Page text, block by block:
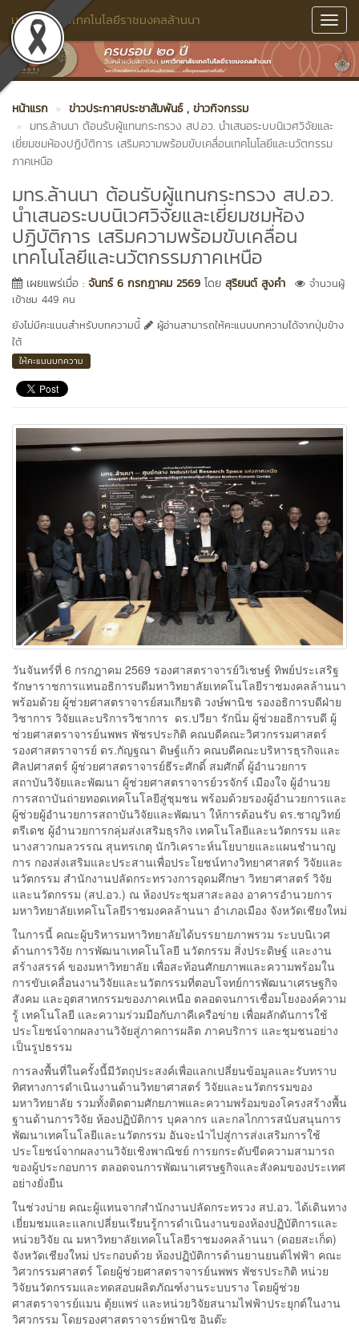
มหาวิทยาลัยเทคโนโลยีราชมงคลล้านนา
หน้าแรก ข่าวประกาศประชาสัมพันธ์ , ข่าวกิจกรรม
มทร.ล้านนา ต้อนรับผู้แทนกระทรวง สป.อว. นำเสนอระบบนิเวศวิจัยและ
เยี่ยมชมห้องปฏิบัติการ เสริมความพร้อมขับเคลื่อนเทคโนโลยีและนวัตกรรม
ภาคเหนือ
มทร.ล้านนา ต้อนรับผู้แทนกระทรวง สป.อว.
นำเสนอระบบนิเวศวิจัยและเยี่ยมชมห้อง
ปฏิบัติการ เสริมความพร้อมขับเคลื่อน
เทคโนโลยีและนวัตกรรมภาคเหนือ
เผยแพร่เมื่อ : จันทร์ 6 กรกฎาคม 2569 โดย สุริยนต์ สูงคำ
จำนวนผู้
เข้าชม 449 คน
ยังไม่มีคะแนนสำหรับบทความนี้
ผู้อ่านสามารถให้คะแนนบทความได้จากปุ่มข้าง
ใต้
ให้คะแนนบทความ
วันจันทร์ที่ 6 กรกฎาคม 2569 รองศาสตราจารย์วิเชษฐ์ ทิพย์ประเสริฐ
รักษาราชการแทนอธิการบดีมหาวิทยาลัยเทคโนโลยีราชมงคลล้านนา
พร้อมด้วย ผู้ช่วยศาสตราจารย์สมเกียรติ วงษ์พานิช รองอธิการบดีฝ่าย
วิชาการ วิจัยและบริการวิชาการ ดร.ปวียา รักนิ่ม ผู้ช่วยอธิการบดี ผู้
ช่วยศาสตราจารย์นพพร พัชรประกิติ คณบดีคณะวิศวกรรมศาสตร์
รองศาสตราจารย์ ดร.กัญฐณา ดิษฐ์แก้ว คณบดีคณะบริหารธุรกิจและ
ศิลปศาสตร์ ผู้ช่วยศาสตราจารย์ธีระศักดิ์ สมศักดิ์ ผู้อำนวยการ
สถาบันวิจัยและพัฒนา ผู้ช่วยศาสตราจารย์วรจักร์ เมืองใจ ผู้อำนวย
การสถาบันถ่ายทอดเทคโนโลยีสู่ชุมชน พร้อมด้วยรองผู้อำนวยการและ
ผู้ช่วยผู้อำนวยการสถาบันวิจัยและพัฒนา ให้การต้อนรับ ดร.ชาญวิทย์
ตรีเดช ผู้อำนวยการกลุ่มส่งเสริมธุรกิจ เทคโนโลยีและนวัตกรรม และ
นางสาวกมลวรรณ สุนทรเกตุ นักวิเคราะห์นโยบายและแผนชำนาญ
การ กองส่งเสริมและประสานเพื่อประโยชน์ทางวิทยาศาสตร์ วิจัยและ
นวัตกรรม สำนักงานปลัดกระทรวงการอุดมศึกษา วิทยาศาสตร์ วิจัย
และนวัตกรรม (สป.อว.) ณ ห้องประชุมสาสะลอง อาคารอำนวยการ
มหาวิทยาลัยเทคโนโลยีราชมงคลล้านนา อำเภอเมือง จังหวัดเชียงใหม่
ในการนี้ คณะผู้บริหารมหาวิทยาลัยได้บรรยายภาพรวม ระบบนิเวศ
ด้านการวิจัย การพัฒนาเทคโนโลยี นวัตกรรม สิ่งประดิษฐ์ และงาน
สร้างสรรค์ ของมหาวิทยาลัย เพื่อสะท้อนศักยภาพและความพร้อมใน
การขับเคลื่อนงานวิจัยและนวัตกรรมที่ตอบโจทย์การพัฒนาเศรษฐกิจ
สังคม และอุตสาหกรรมของภาคเหนือ ตลอดจนการเชื่อมโยงองค์ความ
รู้ เทคโนโลยี และความร่วมมือกับภาคีเครือข่าย เพื่อผลักดันการใช้
ประโยชน์จากผลงานวิจัยสู่ภาคการผลิต ภาคบริการ และชุมชนอย่าง
เป็นรูปธรรม
การลงพื้นที่ในครั้งนี้มีวัตถุประสงค์เพื่อแลกเปลี่ยนข้อมูลและรับทราบ
ทิศทางการดำเนินงานด้านวิทยาศาสตร์ วิจัยและนวัตกรรมของ
มหาวิทยาลัย รวมทั้งติดตามศักยภาพและความพร้อมของโครงสร้างพื้น
ฐานด้านการวิจัย ห้องปฏิบัติการ บุคลากร และกลไกการสนับสนุนการ
พัฒนาเทคโนโลยีและนวัตกรรม อันจะนำไปสู่การส่งเสริมการใช้
ประโยชน์จากผลงานวิจัยเชิงพาณิชย์ การยกระดับขีดความสามารถ
ของผู้ประกอบการ ตลอดจนการพัฒนาเศรษฐกิจและสังคมของประเทศ
อย่างยั่งยืน
ในช่วงบ่าย คณะผู้แทนจากสำนักงานปลัดกระทรวง สป.อว. ได้เดินทาง
เยี่ยมชมและแลกเปลี่ยนเรียนรู้การดำเนินงานของห้องปฏิบัติการและ
หน่วยวิจัย ณ มหาวิทยาลัยเทคโนโลยีราชมงคลล้านนา (ดอยสะเก็ด)
จังหวัดเชียงใหม่ ประกอบด้วย ห้องปฏิบัติการด้านยานยนต์ไฟฟ้า คณะ
วิศวกรรมศาสตร์ โดยผู้ช่วยศาสตราจารย์นพพร พัชรประกิติ หน่วย
วิจัยนวัตกรรมและทดสอบผลิตภัณฑ์งานระบบราง โดยผู้ช่วย
ศาสตราจารย์แมน ตุ้ยแพร่ และหน่วยวิจัยสนามไฟฟ้าประยุกต์ในงาน
วิศวกรรม โดยรองศาสตราจารย์พานิช อินต๊ะ